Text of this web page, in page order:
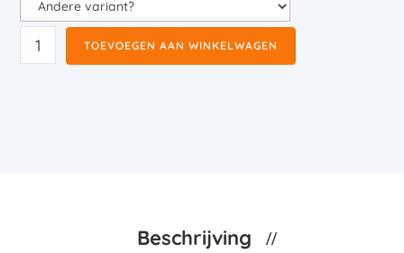
TOEVOEGEN AAN WINKELWAGEN
Beschrijving